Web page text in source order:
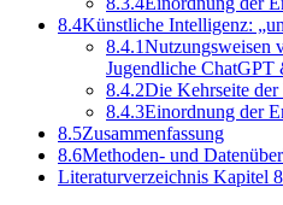
8.4Künstliche Intelligenz:
8.4.1Nutzungsweisen
Jugendliche ChatGPT
8.4.2Die Kehrseite
8.4.3Einordnung der
8.5Zusammenfassung
8.6Methoden- und
Literaturverzeichnis Kapitel 8